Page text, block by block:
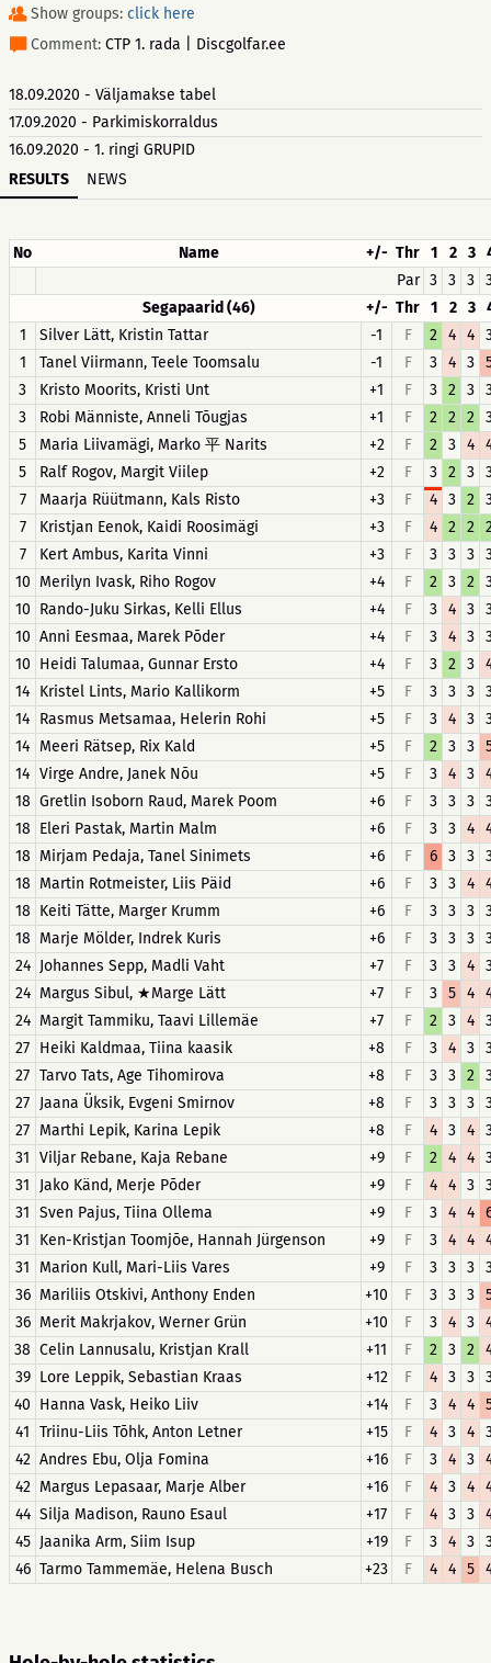
Show groups: click here
Comment: CTP 1. rada | Discgolfar.ee
18.09.2020 - Väljamakse tabel
17.09.2020 - Parkimiskorraldus
16.09.2020 - 1. ringi GRUPID
RESULTS
NEWS
No Name +/- Thr 1 2 3
Par 3 3 3
Segapaarid (46)
+/- Thr 1 2 3
1
Silver Lätt, Kristin Tattar -1 F 2 4 4
1
Tanel Viirmann, Teele Toomsalu -1 F 3 4 3
3
Kristo Moorits, Kristi Unt +1 F 3 2 3
3
Robi Männiste, Anneli Tõugjas +1 F 2 2 2
5
Maria Liivamägi, Marko 平 Narits +2 F 2 3 4
5
Ralf Rogov, Margit Viilep +2 F 3 2 3
7
Maarja Rüütmann, Kals Risto +3 F 4 3 2
7
Kristjan Eenok, Kaidi Roosimägi +3 F 4 2 2
7
Kert Ambus, Karita Vinni +3 F 3 3 3
10 Merilyn Ivask, Riho Rogov +4 F 2 3 2
10 Rando-Juku Sirkas, Kelli Ellus +4 F 3 4 3
10 Anni Eesmaa, Marek Põder +4 F 3 4 3
10 Heidi Talumaa, Gunnar Ersto +4 F 3 2 3
14 Kristel Lints, Mario Kallikorm +5 F 3 3 3
14 Rasmus Metsamaa, Helerin Rohi +5 F 3 4 3
14 Meeri Rätsep, Rix Kald +5 F 2 3 3
14 Virge Andre, Janek Nõu +5 F 3 4 3
18 Gretlin Isoborn Raud, Marek Poom +6 F 3 3 3
18 Eleri Pastak, Martin Malm +6 F 3 3 4
18 Mirjam Pedaja, Tanel Sinimets +6 F 6 3 3
18 Martin Rotmeister, Liis Päid +6 F 3 3 4
18 Keiti Tätte, Marger Krumm +6 F 3 3 3
18 Marje Mölder, Indrek Kuris +6 F 3 3 3
24 Johannes Sepp, Madli Vaht +7 F 3 3 4
24 Margus Sibul, ★Marge Lätt +7 F 3 5 4
24 Margit Tammiku, Taavi Lillemäe +7 F 2 3 4
27 Heiki Kaldmaa, Tiina kaasik +8 F 3 4 3
27 Tarvo Tats, Age Tihomirova +8 F 3 3 2
27 Jaana Üksik, Evgeni Smirnov +8 F 3 3 3
27 Marthi Lepik, Karina Lepik +8 F 4 3 4
31 Viljar Rebane, Kaja Rebane +9 F 2 4 4
31
Jako Känd, Merje Põder +9 F 4 4 3
31 Sven Pajus, Tiina Ollema +9 F 3 4 4
31
Ken-Kristjan Toomjõe, Hannah Jürgenson +9 F 3 4 4
31
Marion Kull, Mari-Liis Vares +9 F 3 3 3
36 Mariliis Otskivi, Anthony Enden +10 F 3 3 3
36 Merit Makrjakov, Werner Grün +10 F 3 4 3
38 Celin Lannusalu, Kristjan Krall +11 F 2 3 2
39 Lore Leppik, Sebastian Kraas +12 F 4 3 3
40 Hanna Vask, Heiko Liiv +14 F 3 4 4
41 Triinu-Liis Tõhk, Anton Letner +15 F 4 3 4
42 Andres Ebu, Olja Fomina +16 F 3 4 3
42 Margus Lepasaar, Marje Alber +16 F 4 3 4
44 Silja Madison, Rauno Esaul +17 F 4 3 3
45 Jaanika Arm, Siim Isup +19 F 3 4 3
46 Tarmo Tammemäe, Helena Busch +23 F 4 4 5